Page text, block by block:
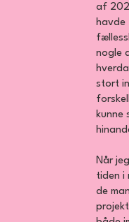
af
havde
nogle
stort
kunne
Når
tiden i
de